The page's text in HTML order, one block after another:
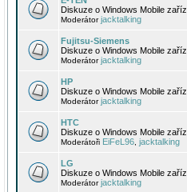
Diskuze o Windows Mobile
Moderátorjacktalking
Fujitsu-Siemens
Diskuze o Windows Mobile
Moderátorjacktalking
HP
Diskuze o Windows Mobile
Moderátorjacktalking
HTC
Diskuze o Windows Mobile
Moderátoři EiFeL96 jacktalking
LG
Diskuze o Windows Mobile
Moderátorjacktalking